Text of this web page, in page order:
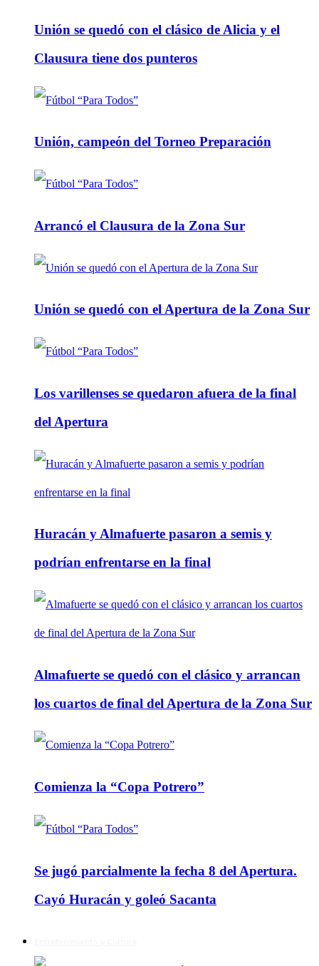
Unión se quedó con el clásico de Alicia y el
Clausura tiene dos punteros
Unión, campeón del Torneo Preparación
Arrancó el Clausura de la Zona Sur
Unión se quedó con el Apertura de la Zona Sur
Los varillenses se quedaron afuera de la final
del Apertura
Huracán y Almafuerte pasaron a semis y
podrían enfrentarse en la final
Almafuerte se quedó con el clásico y arrancan
los cuartos de final del Apertura de la Zona Sur
Comienza la “Copa Potrero”
Se jugó parcialmente la fecha 8 del Apertura.
Cayó Huracán y goleó Sacanta